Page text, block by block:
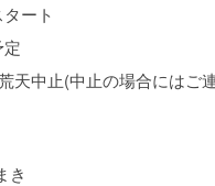
ート
天中止(中止の場合にはご
き